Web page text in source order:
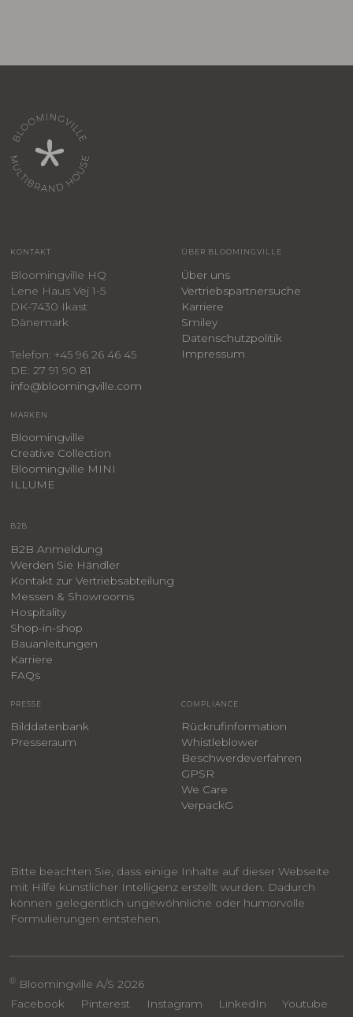
KONTAKT
Bloomingville HQ
Lene Haus Vej 1-5
DK-7430 Ikast
Dänemark
Telefon: +45 96 26 46 45
DE: 27 91 90 81
info@bloomingville.com
ÜBER BLOOMINGVILLE
Über uns
Vertriebspartnersuche
Karriere
Smiley
​Datenschutzpolitik
Impressum
MARKEN
Bloomingville
Creative Collection
Bloomingville MINI
ILLUME
B2B
B2B Anmeldung
Werden Sie Händler
Kontakt zur Vertriebsabteilung
Messen & Showrooms
Hospitality
Shop-in-shop
Bauanleitungen
​Karriere
FAQs
PRESSE
Bilddatenbank
Presseraum
COMPLIANCE
Rückrufinformation
Whistleblower
​Beschwerdeverfahren
GPSR
We Care
VerpackG
Bitte beachten Sie, dass einige Inhalte auf dieser Webseite
mit Hilfe künstlicher Intelligenz erstellt wurden. Dadurch
können gelegentlich ungewöhnliche oder humorvolle
Formulierungen entstehen.
® Bloomingville A/S 2026
Facebook
Pinterest Instagram LinkedIn Youtube